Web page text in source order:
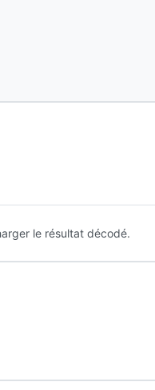
le résultat décodé.